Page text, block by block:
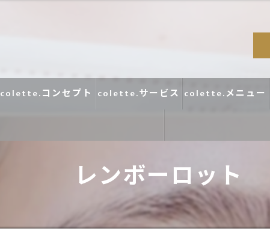
colette.コンセプト colette.サービス colette.メニュー
コラム
口コミ
レンボーロット